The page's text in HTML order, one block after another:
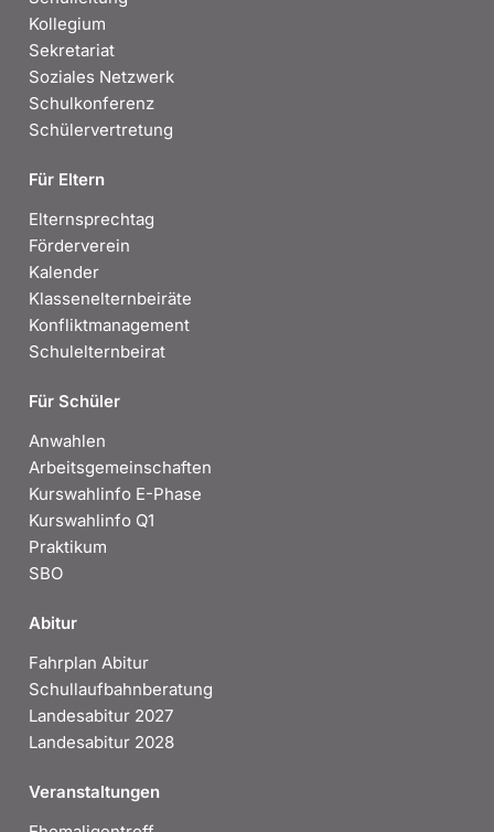
Kollegium
Sekretariat
Soziales Netzwerk
Schulkonferenz
Schülervertretung
Für Eltern
Elternsprechtag
Förderverein
Kalender
Klassenelternbeiräte
Konfliktmanagement
Schulelternbeirat
Für Schüler
Anwahlen
Arbeitsgemeinschaften
Kurswahlinfo E-Phase
Kurswahlinfo Q1
Praktikum
SBO
Abitur
Fahrplan Abitur
Schullaufbahnberatung
Landesabitur 2027
Landesabitur 2028
Veranstaltungen